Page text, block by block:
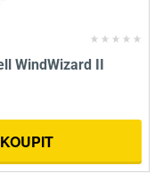
WindWizard II